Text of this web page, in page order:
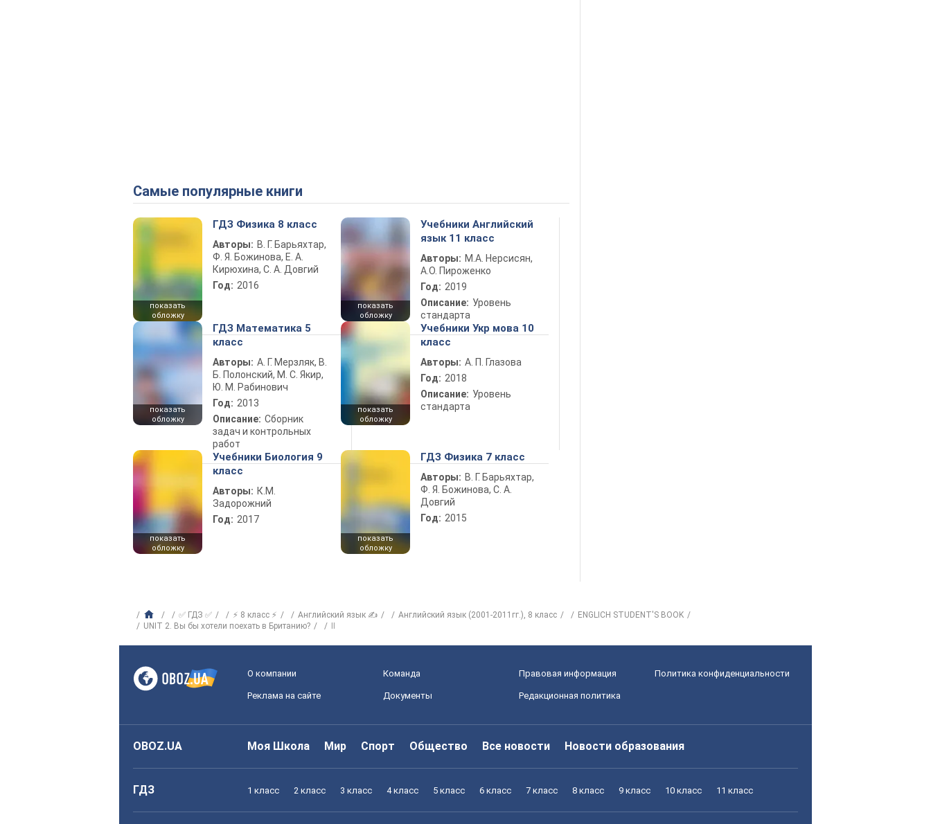
Самые популярные книги
показать
обложку
ГДЗ Физика 8 класс
Авторы: В. Г. Барьяхтар,
Ф. Я. Божинова, Е. А.
Кирюхина, С. А. Довгий
Год: 2016
показать
обложку
Учебники Английский
язык 11 класс
Авторы: М.А. Нерсисян,
А.О. Пироженко
Год: 2019
Описание: Уровень
стандарта
показать
обложку
ГДЗ Математика 5
класс
Авторы: А. Г. Мерзляк, В.
Б. Полонский, М. С. Якир,
Ю. М. Рабинович
Год: 2013
Описание: Сборник
задач и контрольных
работ
показать
обложку
Учебники Укр мова 10
класс
Авторы: А. П. Глазова
Год: 2018
Описание: Уровень
стандарта
показать
обложку
Учебники Биология 9
класс
Авторы: К.М.
Задорожний
Год: 2017
показать
обложку
ГДЗ Физика 7 класс
Авторы: В. Г. Барьяхтар,
Ф. Я. Божинова, С. А.
Довгий
Год: 2015
✅ ГДЗ ✅ ⚡ 8 класс ⚡ Английский язык ✍ Английский язык (2001-2011гг.), 8 класс
ENGLICH STUDENT'S BOOK
UNIT 2. Вы бы хотели поехать в Британию?
О компании Команда Правовая информация Политика конфиденциальности
Реклама на сайте Документы Редакционная политика
OBOZ.UA Моя Школа Мир Спорт Общество Все новости Новости образования
ГДЗ 1 класс 2 класс 3 класс 4 класс 5 класс 6 класс 7 класс 8 класс 9 класс 10 класс 11 класс